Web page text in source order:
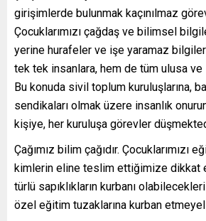
girişimlerde bulunmak kaçınılmaz
Çocuklarımızı çağdaş ve bilimsel
yerine hurafeler ve işe yaramaz
tek tek insanlara, hem de tüm ulusa ve
Bu konuda sivil toplum kuruluşlarına,
sendikaları olmak üzere insanlık
kişiye, her kuruluşa görevler
Çağımız bilim çağıdır. Çocuklarımızı
kimlerin eline teslim ettiğimize dikkat
türlü sapıklıkların kurbanı
özel eğitim tuzaklarına kurban